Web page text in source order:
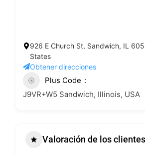
926 E Church St, Sandwich, IL
States
Obtener direcciones
Plus Code
J9VR+W5 Sandwich, Illinois, USA
Valoración de los clientes